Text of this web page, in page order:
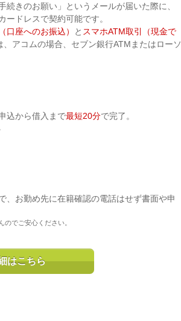
きのお願い」というメールが届いた際に、
ードレスで契約可能です。
口座へのお振込） と スマホATM取引（現金で
アコムの場合、セブン銀行ATMまたはローソ
込から借入まで最短20分で完了。
、お勤め先に在籍確認の電話はせず書面や申
でご安心ください。
はこちら